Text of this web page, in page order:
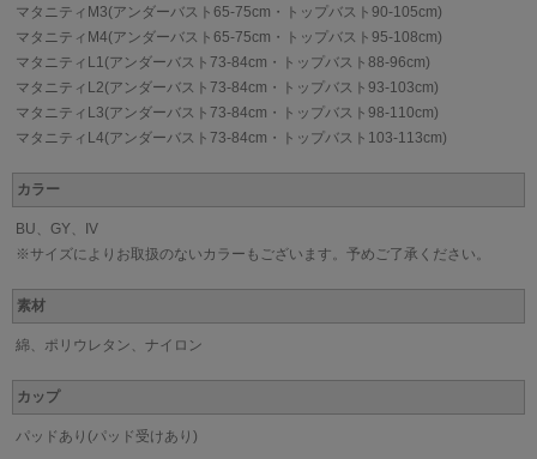
マタニティM3(アンダーバスト65-75cm・トップバスト90-105cm)
マタニティM4(アンダーバスト65-75cm・トップバスト95-108cm)
マタニティL1(アンダーバスト73-84cm・トップバスト88-96cm)
マタニティL2(アンダーバスト73-84cm・トップバスト93-103cm)
マタニティL3(アンダーバスト73-84cm・トップバスト98-110cm)
マタニティL4(アンダーバスト73-84cm・トップバスト103-113cm)
カラー
BU、GY、IV
※サイズによりお取扱のないカラーもございます。予めご了承ください。
素材
綿、ポリウレタン、ナイロン
カップ
パッドあり(パッド受けあり)